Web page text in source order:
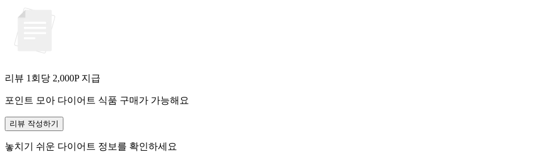
리뷰 1회당 2,000P 지급
포인트 모아 다이어트 식품 구매가 가능해요
리뷰 작성하기
놓치기 쉬운 다이어트 정보를 확인하세요